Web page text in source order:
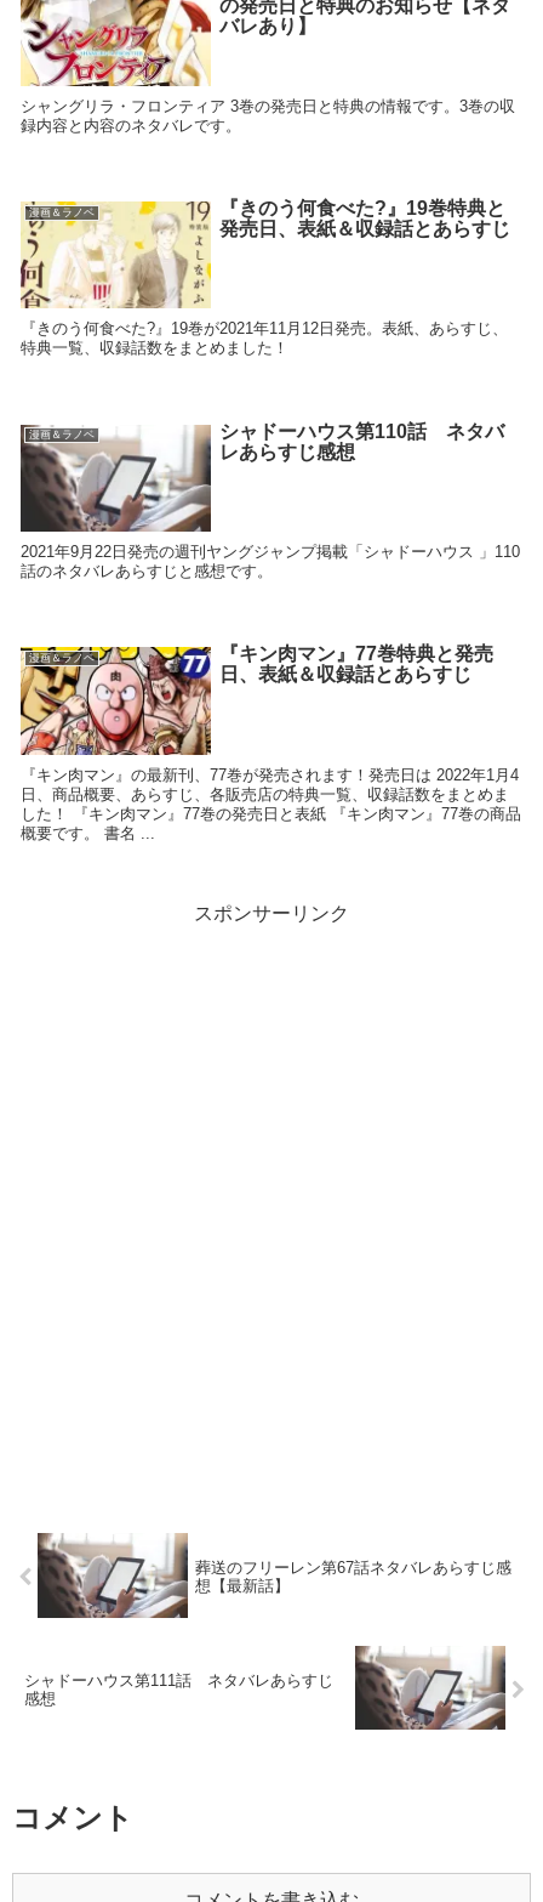
の発売日と特典のお知らせ【ネタ
バレあり】
シャングリラ・フロンティア 3巻の発売日と特典の情報です。3巻の収
録内容と内容のネタバレです。
漫画＆ラノベ
『きのう何食べた?』19巻特典と
発売日、表紙＆収録話とあらすじ
『きのう何食べた?』19巻が2021年11月12日発売。表紙、あらすじ、
特典一覧、収録話数をまとめました！
漫画＆ラノベ
シャドーハウス第110話 ネタバ
レあらすじ感想
2021年9月22日発売の週刊ヤングジャンプ掲載「シャドーハウス 」110
話のネタバレあらすじと感想です。
漫画＆ラノベ
『キン肉マン』77巻特典と発売
日、表紙＆収録話とあらすじ
『キン肉マン』の最新刊、77巻が発売されます！発売日は 2022年1月4
日、商品概要、あらすじ、各販売店の特典一覧、収録話数をまとめま
した！ 『キン肉マン』77巻の発売日と表紙 『キン肉マン』77巻の商品
概要です。 書名 ...
スポンサーリンク
葬送のフリーレン第67話ネタバレあらすじ感
想【最新話】
シャドーハウス第111話 ネタバレあらすじ
感想
コメント